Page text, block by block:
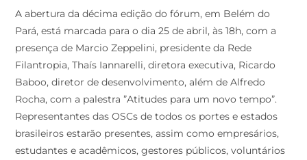
A abertura da décima edição do fórum, em Belém do
Pará, está marcada para o dia 25 de abril, às 18h, com a
presença de Marcio Zeppelini, presidente da Rede
Filantropia, Thaís Iannarelli, diretora executiva, Ricardo
Baboo, diretor de desenvolvimento, além de Alfredo
Rocha, com a palestra ”Atitudes para um novo tempo”.
Representantes das OSCs de todos os portes e estados
brasileiros estarão presentes, assim como empresários,
estudantes e acadêmicos, gestores públicos, voluntários